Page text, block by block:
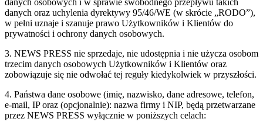
danych osobowych i w sprawie swobodnego przepływu takich
danych oraz uchylenia dyrektywy 95/46/WE (w skrócie „RODO”),
w pełni uznaje i szanuje prawo Użytkowników i Klientów do
prywatności i ochrony danych osobowych.
3. NEWS PRESS nie sprzedaje, nie udostępnia i nie użycza osobom
trzecim danych osobowych Użytkowników i Klientów oraz
zobowiązuje się nie odwołać tej reguły kiedykolwiek w przyszłości.
4. Państwa dane osobowe (imię, nazwisko, dane adresowe, telefon,
e-mail, IP oraz (opcjonalnie): nazwa firmy i NIP, będą przetwarzane
przez NEWS PRESS wyłącznie w poniższych celach: